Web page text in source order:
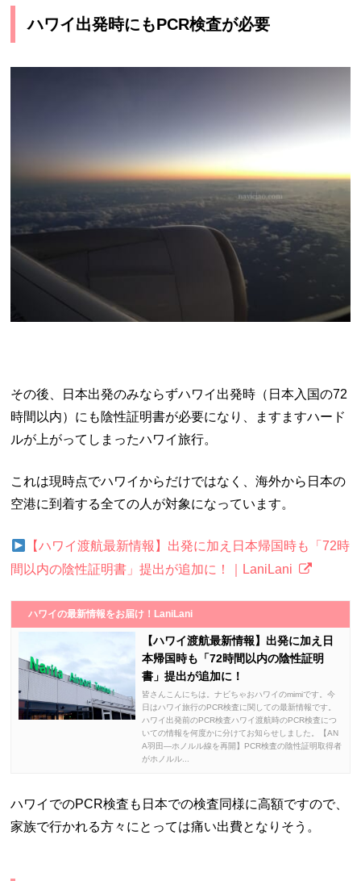
ハワイ出発時にもPCR検査が必要
その後、日本出発のみならずハワイ出発時（日本入国の72
時間以内）にも陰性証明書が必要になり、ますますハード
ルが上がってしまったハワイ旅行。
これは現時点でハワイからだけではなく、海外から日本の
空港に到着する全ての人が対象になっています。
【ハワイ渡航最新情報】出発に加え日本帰国時も「72時
間以内の陰性証明書」提出が追加に！｜LaniLani
ハワイの最新情報をお届け！LaniLani
【ハワイ渡航最新情報】出発に加え日
本帰国時も「72時間以内の陰性証明
書」提出が追加に！
皆さんこんにちは。ナビちゃおハワイのmimiです。今
日はハワイ旅行のPCR検査に関しての最新情報です。
ハワイ出発前のPCR検査ハワイ渡航時のPCR検査につ
いての情報を何度かに分けてお知らせしました。【AN
A羽田―ホノルル線を再開】PCR検査の陰性証明取得者
がホノルル...
ハワイでのPCR検査も日本での検査同様に高額ですので、
家族で行かれる方々にとっては痛い出費となりそう。